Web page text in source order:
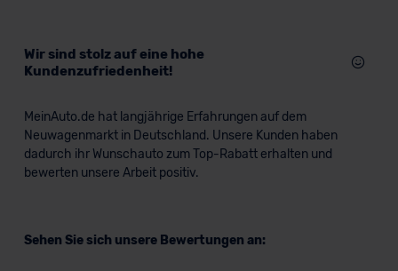
Wir sind stolz auf eine hohe
Kundenzufriedenheit!
MeinAuto.de hat langjährige Erfahrungen auf dem
Neuwagenmarkt in Deutschland. Unsere Kunden haben
dadurch ihr Wunschauto zum Top-Rabatt erhalten und
bewerten unsere Arbeit positiv.
Sehen Sie sich unsere Bewertungen an: